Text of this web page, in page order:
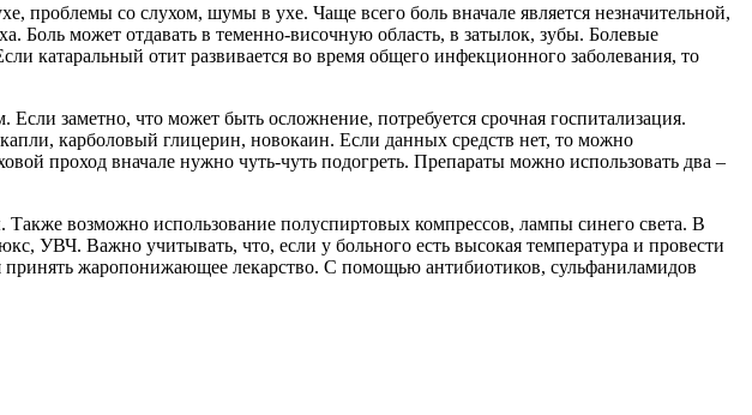
проблемы со слухом, шумы в ухе. Чаще всего боль вначале является незначительной,
Боль может отдавать в теменно-височную область, в затылок, зубы. Болевые
катаральный отит развивается во время общего инфекционного заболевания, то
заметно, что может быть осложнение, потребуется срочная госпитализация.
карболовый глицерин, новокаин. Если данных средств нет, то можно
проход вначале нужно чуть-чуть подогреть. Препараты можно использовать два –
Также возможно использование полуспиртовых компрессов, лампы синего света. В
УВЧ. Важно учитывать, что, если у больного есть высокая температура и провести
жаропонижающее лекарство. С помощью антибиотиков, сульфаниламидов